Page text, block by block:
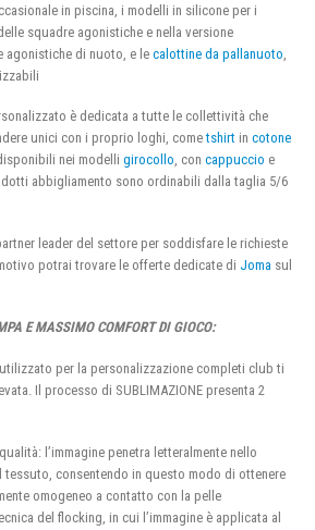
in piscina, i modelli in silicone per i
squadre agonistiche e nella versione
agonistiche di nuoto, e le calottine da pallanuoto
è dedicata a tutte le collettività che
unici con i proprio loghi, cometshirt in cotone
disponibili nei modelli girocollo , con cappuccio e
abbigliamento sono ordinabili dalla taglia 5/6
leader del settore per soddisfare le richieste
potrai trovare le offerte dedicate di Joma sul
E MASSIMO COMFORT DI GIOCO:
per la personalizzazione completi club ti
Il processo di SUBLIMAZIONE presenta 2
l’immagine penetra letteralmente nello
tessuto, consentendo in questo modo di ottenere
omogeneo a contatto con la pelle
del flocking, in cui l’immagine è applicata al